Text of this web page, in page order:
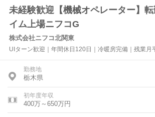
未経験歓迎【機械オペレーター】
イム上場ニフコG
株式会社ニフコ北関東
UIターン歓迎｜年間休日120日｜冷暖房完備｜残業月
勤務地
栃木県
初年度年収
400万～650万円